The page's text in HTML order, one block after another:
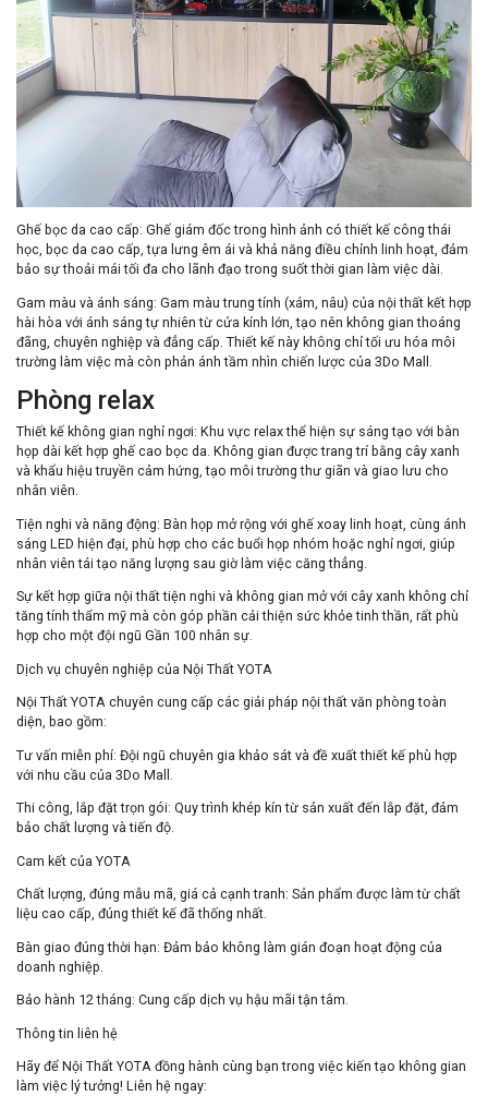
Ghế bọc da cao cấp: Ghế giám đốc trong hình ảnh có thiết kế công thái
học, bọc da cao cấp, tựa lưng êm ái và khả năng điều chỉnh linh hoạt, đảm
bảo sự thoải mái tối đa cho lãnh đạo trong suốt thời gian làm việc dài.
Gam màu và ánh sáng: Gam màu trung tính (xám, nâu) của nội thất kết hợp
hài hòa với ánh sáng tự nhiên từ cửa kính lớn, tạo nên không gian thoáng
đãng, chuyên nghiệp và đẳng cấp. Thiết kế này không chỉ tối ưu hóa môi
trường làm việc mà còn phản ánh tầm nhìn chiến lược của 3Do Mall.
Phòng relax
Thiết kế không gian nghỉ ngơi: Khu vực relax thể hiện sự sáng tạo với bàn
họp dài kết hợp ghế cao bọc da. Không gian được trang trí bằng cây xanh
và khẩu hiệu truyền cảm hứng, tạo môi trường thư giãn và giao lưu cho
nhân viên.
Tiện nghi và năng động: Bàn họp mở rộng với ghế xoay linh hoạt, cùng ánh
sáng LED hiện đại, phù hợp cho các buổi họp nhóm hoặc nghỉ ngơi, giúp
nhân viên tái tạo năng lượng sau giờ làm việc căng thẳng.
Sự kết hợp giữa nội thất tiện nghi và không gian mở với cây xanh không chỉ
tăng tính thẩm mỹ mà còn góp phần cải thiện sức khỏe tinh thần, rất phù
hợp cho một đội ngũ Gần 100 nhân sự.
Dịch vụ chuyên nghiệp của Nội Thất YOTA
Nội Thất YOTA chuyên cung cấp các giải pháp nội thất văn phòng toàn
diện, bao gồm:
Tư vấn miễn phí: Đội ngũ chuyên gia khảo sát và đề xuất thiết kế phù hợp
với nhu cầu của 3Do Mall.
Thi công, lắp đặt trọn gói: Quy trình khép kín từ sản xuất đến lắp đặt, đảm
bảo chất lượng và tiến độ.
Cam kết của YOTA
Chất lượng, đúng mẫu mã, giá cả cạnh tranh: Sản phẩm được làm từ chất
liệu cao cấp, đúng thiết kế đã thống nhất.
Bàn giao đúng thời hạn: Đảm bảo không làm gián đoạn hoạt động của
doanh nghiệp.
Bảo hành 12 tháng: Cung cấp dịch vụ hậu mãi tận tâm.
Thông tin liên hệ
Hãy để Nội Thất YOTA đồng hành cùng bạn trong việc kiến tạo không gian
làm việc lý tưởng! Liên hệ ngay: